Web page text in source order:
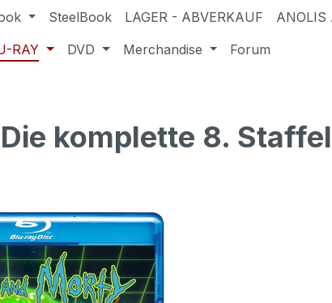
SteelBook LAGER - ABVERKAUF ANOLIS
RAY DVD Merchandise Forum
Die komplette 8.